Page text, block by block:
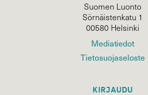
Suomen Luonto
Sörnäistenkatu 1
00580 Helsinki
Mediatiedot
Tietosuojaseloste
KIRJAUDU